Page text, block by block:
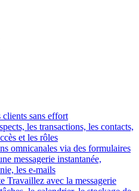
clients sans effort
les transactions, les contacts,
et les rôles
omnicanales via des formulaires
messagerie instantanée,
les e-mails
Travaillez avec la messagerie